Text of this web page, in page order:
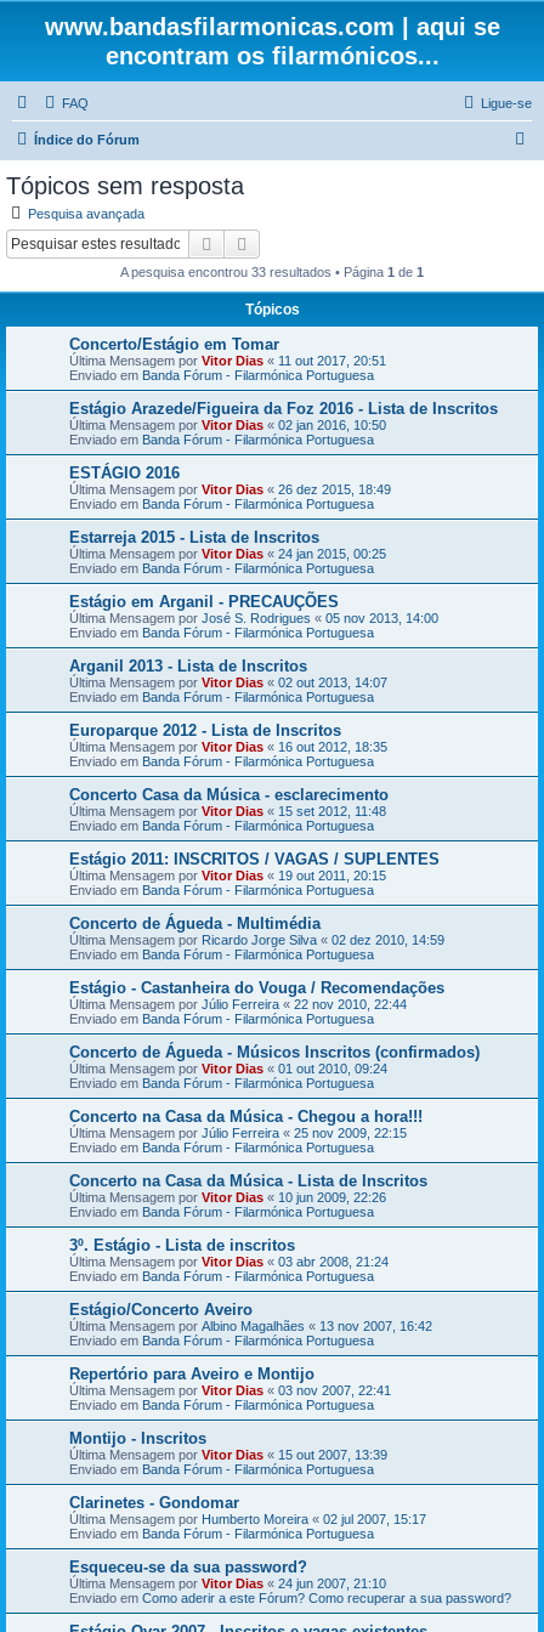
www.bandasfilarmonicas.com | aqui se
encontram os filarmónicos...
FAQ Ligue-se
Índice do Fórum
Tópicos sem resposta
Pesquisa avançada
Pesquisar
A pesquisa encontrou 33 resultados • Página 1 de 1
Tópicos
Concerto/Estágio em Tomar
Última Mensagem por Vitor Dias « 11 out 2017, 20:51
Enviado em Banda Fórum - Filarmónica Portuguesa
Estágio Arazede/Figueira da Foz 2016 - Lista de Inscritos
Última Mensagem por Vitor Dias « 02 jan 2016, 10:50
Enviado em Banda Fórum - Filarmónica Portuguesa
ESTÁGIO 2016
Última Mensagem por Vitor Dias « 26 dez 2015, 18:49
Enviado em Banda Fórum - Filarmónica Portuguesa
Estarreja 2015 - Lista de Inscritos
Última Mensagem por Vitor Dias « 24 jan 2015, 00:25
Enviado em Banda Fórum - Filarmónica Portuguesa
Estágio em Arganil - PRECAUÇÕES
Última Mensagem por José S. Rodrigues « 05 nov 2013, 14:00
Enviado em Banda Fórum - Filarmónica Portuguesa
Arganil 2013 - Lista de Inscritos
Última Mensagem por Vitor Dias « 02 out 2013, 14:07
Enviado em Banda Fórum - Filarmónica Portuguesa
Europarque 2012 - Lista de Inscritos
Última Mensagem por Vitor Dias « 16 out 2012, 18:35
Enviado em Banda Fórum - Filarmónica Portuguesa
Concerto Casa da Música - esclarecimento
Última Mensagem por Vitor Dias « 15 set 2012, 11:48
Enviado em Banda Fórum - Filarmónica Portuguesa
Estágio 2011: INSCRITOS / VAGAS / SUPLENTES
Última Mensagem por Vitor Dias « 19 out 2011, 20:15
Enviado em Banda Fórum - Filarmónica Portuguesa
Concerto de Águeda - Multimédia
Última Mensagem por Ricardo Jorge Silva « 02 dez 2010, 14:59
Enviado em Banda Fórum - Filarmónica Portuguesa
Estágio - Castanheira do Vouga / Recomendações
Última Mensagem por Júlio Ferreira « 22 nov 2010, 22:44
Enviado em Banda Fórum - Filarmónica Portuguesa
Concerto de Águeda - Músicos Inscritos (confirmados)
Última Mensagem por Vitor Dias « 01 out 2010, 09:24
Enviado em Banda Fórum - Filarmónica Portuguesa
Concerto na Casa da Música - Chegou a hora!!!
Última Mensagem por Júlio Ferreira « 25 nov 2009, 22:15
Enviado em Banda Fórum - Filarmónica Portuguesa
Concerto na Casa da Música - Lista de Inscritos
Última Mensagem por Vitor Dias « 10 jun 2009, 22:26
Enviado em Banda Fórum - Filarmónica Portuguesa
3º. Estágio - Lista de inscritos
Última Mensagem por Vitor Dias « 03 abr 2008, 21:24
Enviado em Banda Fórum - Filarmónica Portuguesa
Estágio/Concerto Aveiro
Última Mensagem por Albino Magalhães « 13 nov 2007, 16:42
Enviado em Banda Fórum - Filarmónica Portuguesa
Repertório para Aveiro e Montijo
Última Mensagem por Vitor Dias « 03 nov 2007, 22:41
Enviado em Banda Fórum - Filarmónica Portuguesa
Montijo - Inscritos
Última Mensagem por Vitor Dias « 15 out 2007, 13:39
Enviado em Banda Fórum - Filarmónica Portuguesa
Clarinetes - Gondomar
Última Mensagem por Humberto Moreira « 02 jul 2007, 15:17
Enviado em Banda Fórum - Filarmónica Portuguesa
Esqueceu-se da sua password?
Última Mensagem por Vitor Dias « 24 jun 2007, 21:10
Enviado em Como aderir a este Fórum? Como recuperar a sua password?